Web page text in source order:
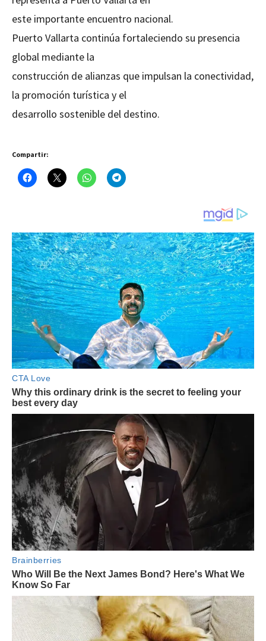
este importante encuentro nacional.
Puerto Vallarta continúa fortaleciendo su presencia
global mediante la
construcción de alianzas que impulsan la conectividad,
la promoción turística y el
desarrollo sostenible del destino.
Compartir: